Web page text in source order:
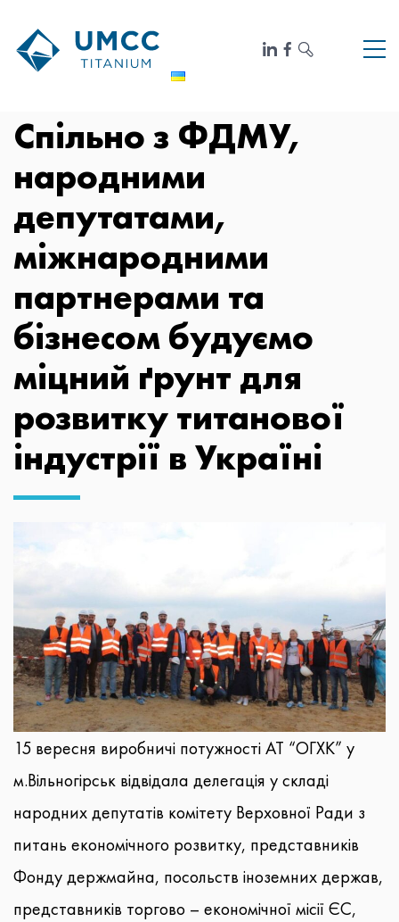
Спільно з ФДМУ,
народними
депутатами,
міжнародними
партнерами та
бізнесом будуємо
міцний ґрунт для
розвитку титанової
індустрії в Україні
15 вересня виробничі потужності АТ “ОГХК” у
м.Вільногірськ відвідала делегація у складі
народних депутатів комітету Верховної Ради з
питань економічного розвитку, представників
Фонду держмайна, посольств іноземних держав,
представників торгово – економічної місії ЄС,